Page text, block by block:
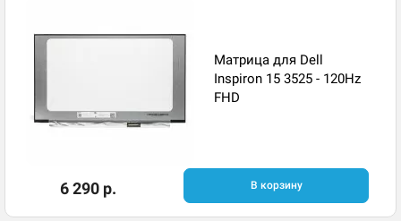
Матрица для Dell
Inspiron 15 3525 - 120Hz
FHD
6 290 р. В корзину